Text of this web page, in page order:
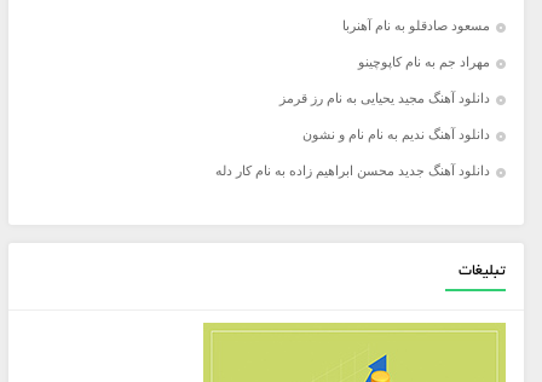
مسعود صادقلو به نام آهنربا
مهراد جم به نام کاپوچینو
دانلود آهنگ مجید یحیایی به نام رز قرمز
دانلود آهنگ ندیم به نام نام و نشون
دانلود آهنگ جدید محسن ابراهیم زاده به نام کار دله
تبلیغات